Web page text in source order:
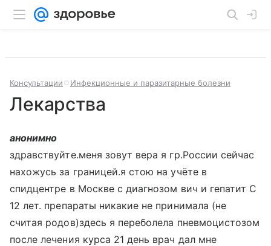
Консультации Инфекционные и паразитарные болезни
Лекарства
анонимно
здравствуйте.меня зовут вера я гр.России сейчас
нахожусь за границей.я стою на учёте в
спидцентре в Москве с диагнозом вич и гепатит С
12 лет. препараты никакие не принимала (не
считая родов)здесь я переболела пневмоцистозом
после лечения курса 21 день врач дал мне